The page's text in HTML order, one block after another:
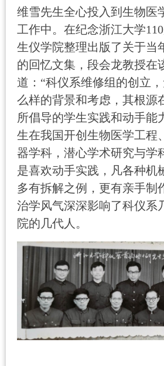
维雪先生全心投入到生物医
工作中。在纪念浙江大学110
生仪学院整理出版了关于当
的回忆文集，段会龙教授在
道：“科仪系维修组的创立
么样的背景和考虑，其根源
所倡导的学生实践和动手能
生在我国开创生物医学工程
器学科，潜心学术研究与学
是喜欢动手实践，凡各种机
多有拆解之例，更有亲手制
治学风气深深影响了科仪系
院的几代人。